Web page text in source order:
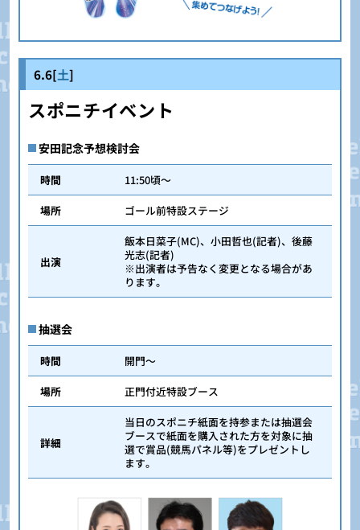
6.6[土]
スポニチイベント
安田記念予想検討会
時間
11:50頃～
場所
ゴール前特設ステージ
出演
飯本日菜子(MC)、小田哲也(記者)、後藤
光志(記者)
※出演者は予告なく変更となる場合があ
ります。
抽選会
時間
開門～
場所
正門付近特設ブース
詳細
当日のスポニチ紙面を持参または抽選会
ブースで紙面を購入された方を対象に抽
選で賞品(競馬パネル等)をプレゼントし
ます。